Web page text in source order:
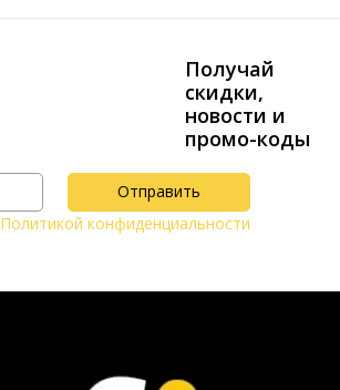
Получай
скидки,
новости и
промо-коды
Политикой конфиденциальности